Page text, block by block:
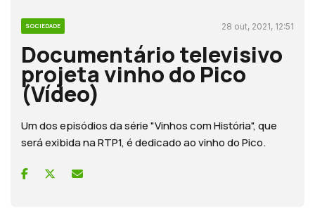
SOCIEDADE 28 out, 2021, 12:51
Documentário televisivo
projeta vinho do Pico
(Vídeo)
Um dos episódios da série "Vinhos com História", que
será exibida na RTP1, é dedicado ao vinho do Pico.